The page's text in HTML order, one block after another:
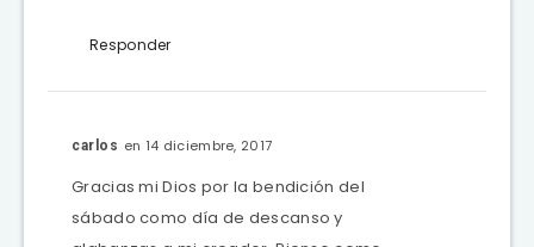
Responder
carlos en 14 diciembre, 2017
Gracias mi Dios por la bendición del
sábado como día de descanso y